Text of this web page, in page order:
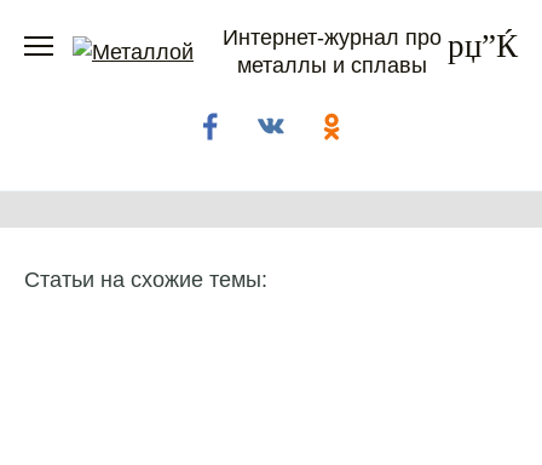
Интернет-журнал про
металлы и сплавы
Статьи на схожие темы: